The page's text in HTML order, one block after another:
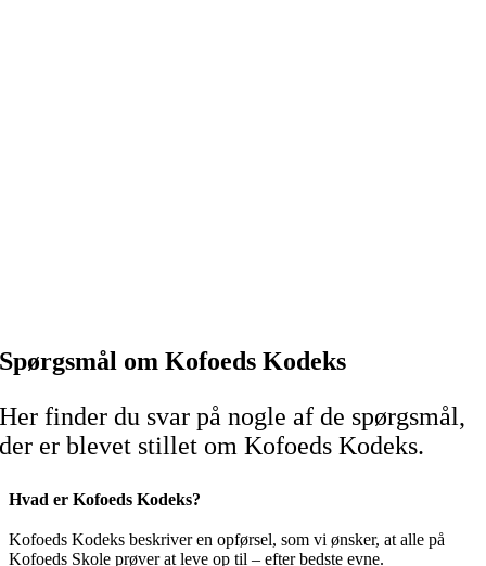
Spørgsmål om Kofoeds Kodeks
Her finder du svar på nogle af de spørgsmål,
der er blevet stillet om Kofoeds Kodeks.
Hvad er Kofoeds Kodeks?
Kofoeds Kodeks beskriver en opførsel, som vi ønsker, at alle på
Kofoeds Skole prøver at leve op til – efter bedste evne.